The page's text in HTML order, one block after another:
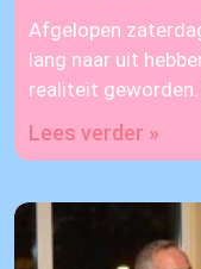
Afgelopen
lang naar uit
realiteit
Lees verder »